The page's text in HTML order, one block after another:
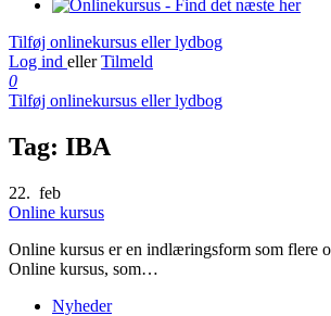
Tilføj onlinekursus eller lydbog
Log ind eller Tilmeld
0
Tilføj onlinekursus eller lydbog
Tag: IBA
22. feb
Online kursus
Online kursus er en indlæringsform som flere
Online kursus, som…
Nyheder